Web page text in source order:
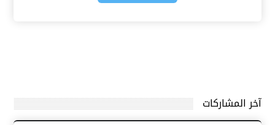
آخر المشاركات